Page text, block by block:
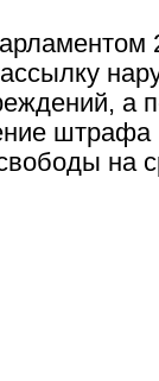
а
штрафа
на